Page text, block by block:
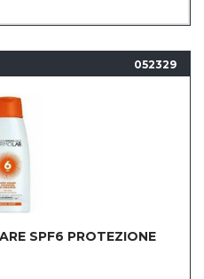
052329
SPF6 PROTEZIONE